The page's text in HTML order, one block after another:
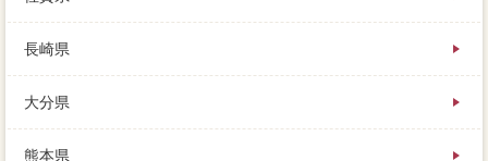
長崎県
大分県
熊本県